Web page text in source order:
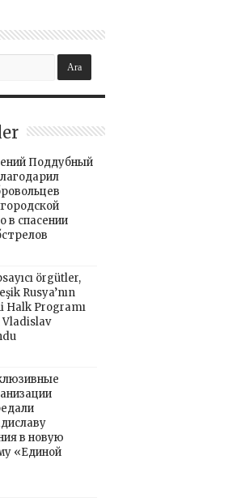
Поддубный
в спасении
örgütler,
Rusya’nın
Halk Programı
в новую
«Единой